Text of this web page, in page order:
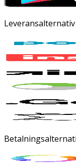
Leveransalternativ